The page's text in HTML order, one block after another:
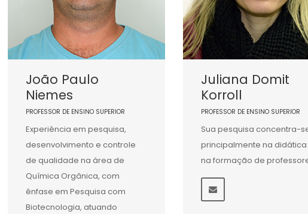
João Paulo
Niemes
PROFESSOR DE ENSINO SUPERIOR
Experiência em pesquisa,
desenvolvimento e controle
de qualidade na área de
Química Orgânica, com
ênfase em Pesquisa com
Biotecnologia, atuando
Juliana Domit
Korroll
PROFESSOR DE ENSINO SUPERIOR
Sua pesquisa concentra-
principalmente na
na formação de